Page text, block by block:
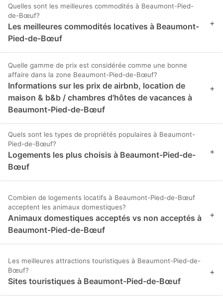
Quelles sont les meilleures commodités à Beaumont-Pied-
de-Bœuf?
Les meilleures commodités locatives à Beaumont-
Pied-de-Bœuf
+
Quelle gamme de prix est considérée comme une bonne
affaire dans la zone Beaumont-Pied-de-Bœuf?
Informations sur les prix de airbnb, location de
maison & b&b / chambres d'hôtes de vacances à
Beaumont-Pied-de-Bœuf
+
Quels sont les types de propriétés populaires à Beaumont-
Pied-de-Bœuf?
Logements les plus choisis à Beaumont-Pied-de-
Bœuf
+
Combien de logements locatifs à Beaumont-Pied-de-Bœuf
acceptent les animaux domestiques?
Animaux domestiques acceptés vs non acceptés à
Beaumont-Pied-de-Bœuf
+
Les meilleures attractions touristiques à Beaumont-Pied-de-
Bœuf?
Sites touristiques à Beaumont-Pied-de-Bœuf
+